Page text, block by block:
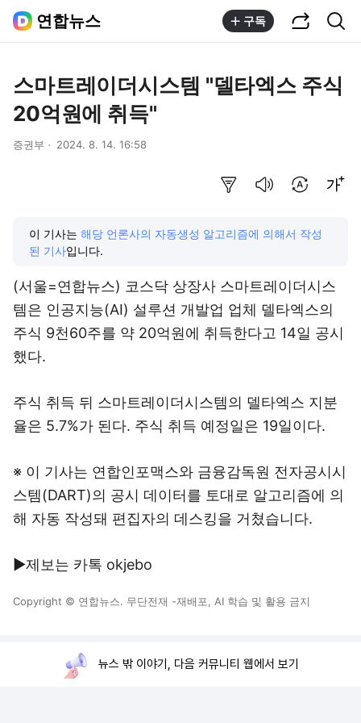
연합뉴스 구독
스마트레이더시스템 "델타엑스 주식
20억원에 취득"
증권부 2024. 8. 14. 16:58
이 기사는 해당 언론사의 자동생성 알고리즘에 의해서 작성
된 기사입니다.
(서울=연합뉴스) 코스닥 상장사 스마트레이더시스
템은 인공지능(AI) 설루션 개발업 업체 델타엑스의
주식 9천60주를 약 20억원에 취득한다고 14일 공시
했다.
주식 취득 뒤 스마트레이더시스템의 델타엑스 지분
율은 5.7%가 된다. 주식 취득 예정일은 19일이다.
※ 이 기사는 연합인포맥스와 금융감독원 전자공시시
스템(DART)의 공시 데이터를 토대로 알고리즘에 의
해 자동 작성돼 편집자의 데스킹을 거쳤습니다.
▶제보는 카톡 okjebo
Copyright © 연합뉴스. 무단전재 -재배포, AI 학습 및 활용 금지
뉴스 밖 이야기, 다음 커뮤니티 웹에서 보기